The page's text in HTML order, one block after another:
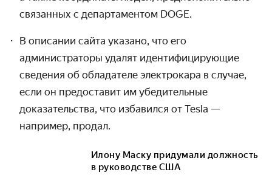
связанных с департаментом DOGE.
В описании сайта указано, что его
администраторы удалят идентифицирующие
сведения об обладателе электрокара в случае,
если он предоставит им убедительные
доказательства, что избавился от Tesla —
например, продал.
Илону Маску придумали должность
в руководстве США